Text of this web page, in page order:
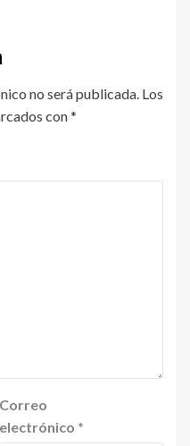
no será publicada. Los
con*
Correo
electrónico *